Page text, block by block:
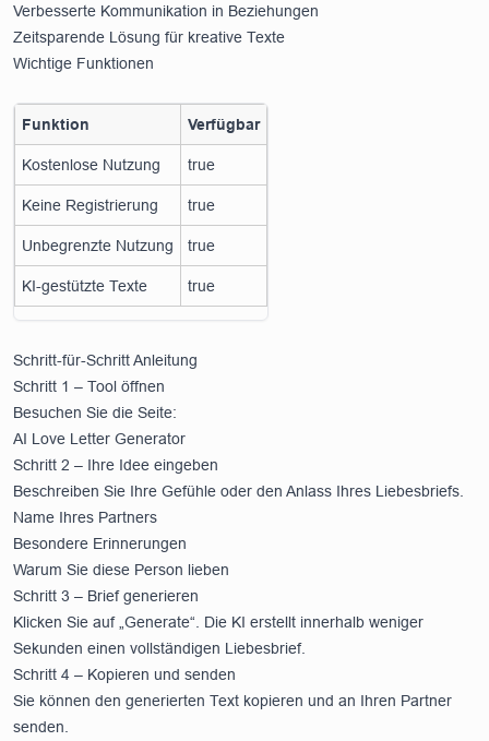
Verbesserte Kommunikation in Beziehungen
Zeitsparende Lösung für kreative Texte
Wichtige Funktionen
Funktion Verfügbar
Kostenlose Nutzung true
Keine Registrierung true
Unbegrenzte Nutzung true
KI-gestützte Texte true
Schritt-für-Schritt Anleitung
Schritt 1 – Tool öffnen
Besuchen Sie die Seite:
AI Love Letter Generator
Schritt 2 – Ihre Idee eingeben
Beschreiben Sie Ihre Gefühle oder den Anlass Ihres Liebesbriefs.
Name Ihres Partners
Besondere Erinnerungen
Warum Sie diese Person lieben
Schritt 3 – Brief generieren
Klicken Sie auf „Generate“. Die KI erstellt innerhalb weniger
Sekunden einen vollständigen Liebesbrief.
Schritt 4 – Kopieren und senden
Sie können den generierten Text kopieren und an Ihren Partner
senden.